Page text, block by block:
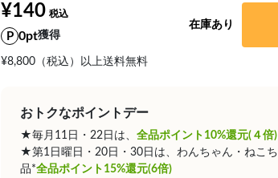
¥140
0pt獲得
¥8,800（税込）以上送料無料
在庫あり
おトクなポイントデー
★毎月11日・22日は、 全品ポイント10%還元(４倍)
★第1日曜日・20日・30日は、わんちゃん・ねこ
品*全品ポイント15%還元(6倍)